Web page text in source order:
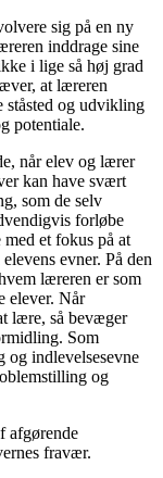
sig på en ny
inddrage sine
i lige så høj grad
at læreren
ståsted og udvikling
potentiale.
når elev og lærer
kan have svært
som de selv
forløbe
et fokus på at
evner. På den
læreren er som
elever. Når
lære, så bevæger
Som
indlevelsesevne
og
afgørende
fravær.